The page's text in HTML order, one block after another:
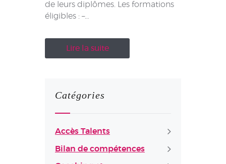
de leurs diplômes. Les formations
éligibles : –…
Lire la suite
Catégories
Accès Talents
Bilan de compétences